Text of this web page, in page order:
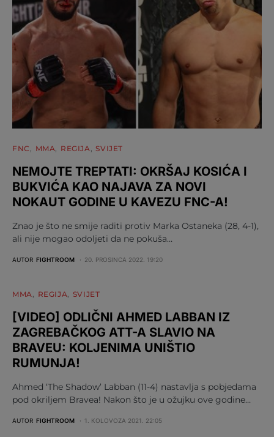
FNC MMA REGIJA SVIJET
NEMOJTE TREPTATI: OKRŠAJ KOSIĆA I
BUKVIĆA KAO NAJAVA ZA NOVI
NOKAUT GODINE U KAVEZU FNC-A!
Znao je što ne smije raditi protiv Marka Ostaneka (28, 4-1),
ali nije mogao odoljeti da ne pokuša…
AUTOR FIGHTROOM 20. PROSINCA 2022. 19:20
MMA REGIJA SVIJET
[VIDEO] ODLIČNI AHMED LABBAN IZ
ZAGREBAČKOG ATT-A SLAVIO NA
BRAVEU: KOLJENIMA UNIŠTIO
RUMUNJA!
Ahmed ‘The Shadow’ Labban (11-4) nastavlja s pobjedama
pod okriljem Bravea! Nakon što je u ožujku ove godine…
AUTOR FIGHTROOM 1. KOLOVOZA 2021. 22:05